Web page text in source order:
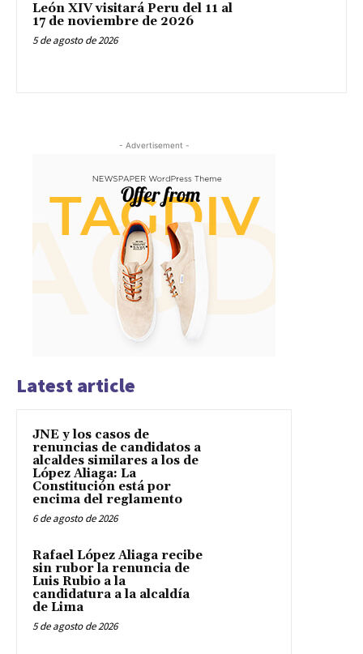
León XIV visitará Peru del 11 al
17 de noviembre de 2026
5 de agosto de 2026
- Advertisement -
Latest article
JNE y los casos de
renuncias de candidatos a
alcaldes similares a los de
López Aliaga: La
Constitución está por
encima del reglamento
6 de agosto de 2026
Rafael López Aliaga recibe
sin rubor la renuncia de
Luis Rubio a la
candidatura a la alcaldía
de Lima
5 de agosto de 2026